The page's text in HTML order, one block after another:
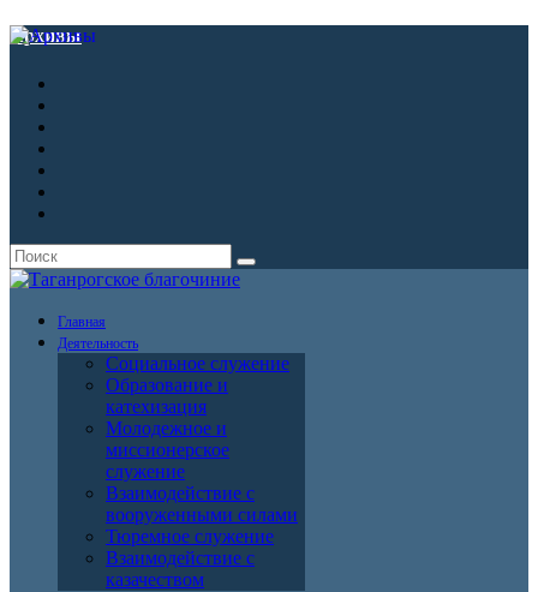
Архивы
Главная
Деятельность
Социальное служение
Образование и
катехизация
Молодежное и
миссионерское
служение
Взаимодействие с
вооруженными силами
Тюремное служение
Взаимодействие с
казачеством